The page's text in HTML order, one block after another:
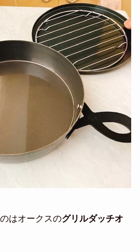
はオークスのグリルダッチオ